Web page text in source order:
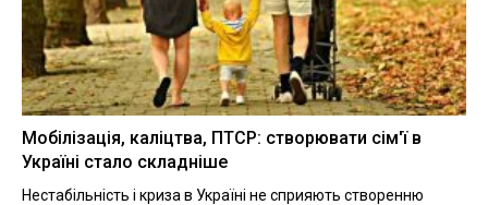
Мобілізація, каліцтва, ПТСР: створювати сім'ї в
Україні стало складніше
Нестабільність і криза в Україні не сприяють створенню